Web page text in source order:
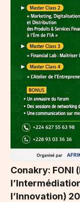
Conakry: FONI
l’Innovation)